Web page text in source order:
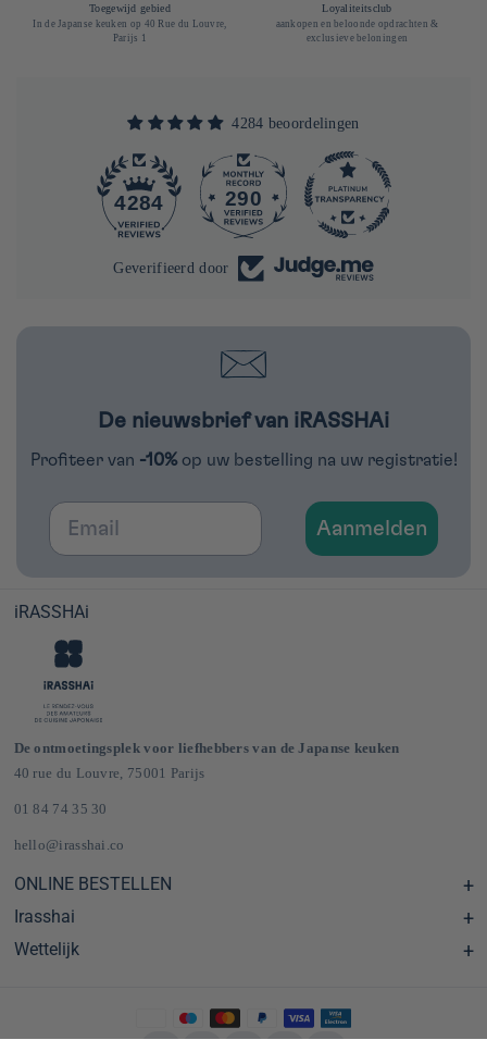
Toegewijd gebied
In de Japanse keuken op 40 Rue du Louvre,
Parijs 1
Loyaliteitsclub
aankopen en beloonde opdrachten &
exclusieve beloningen
4284 beoordelingen
4284 290
Geverifieerd door
De nieuwsbrief van iRASSHAi
Profiteer van -10% op uw bestelling na uw registratie!
Email
Aanmelden
iRASSHAi
De ontmoetingsplek voor liefhebbers van de Japanse keuken
40 rue du Louvre, 75001 Parijs
01 84 74 35 30
hello@irasshai.co
ONLINE BESTELLEN
Centre d'aide & FAQ
Livraison et frais de port en France & Europe
Irasshai
Schema's
Wettelijk